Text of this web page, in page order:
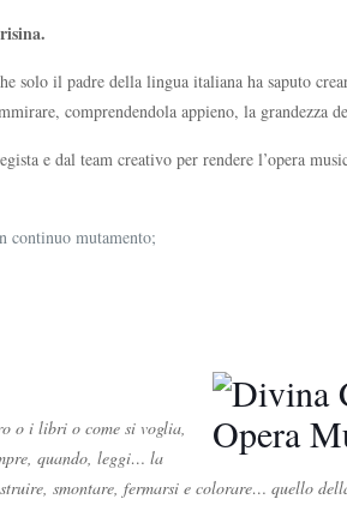
solo il padre della lingua italiana ha saputo
comprendendola appieno, la grandezza
e dal team creativo per rendere l’opera
continuo mutamento;
o i libri o come si voglia,
quando, leggi… la
smontare, fermarsi e colorare… quello